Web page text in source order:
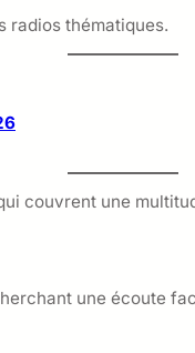
radios thématiques.
couvrent une
une écoute